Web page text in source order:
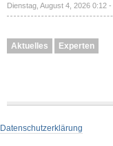
Dienstag, August 4, 2026 0:12 -
Aktuelles Experten
Datenschutzerklärung